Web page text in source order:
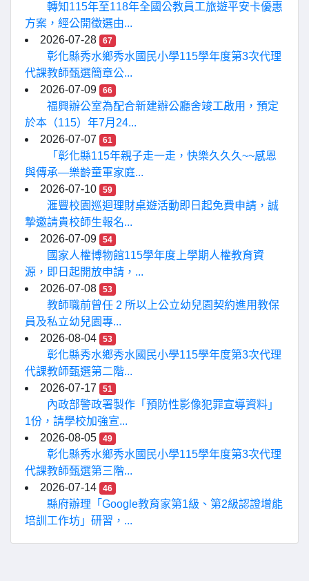
轉知115年至118年全國公教員工旅遊平安卡優惠
方案，經公開徵選由...
2026-07-28
67
彰化縣秀水鄉秀水國民小學115學年度第3次代理
代課教師甄選簡章公...
2026-07-09
66
福興辦公室為配合新建辦公廳舍竣工啟用，預定
於本（115）年7月24...
2026-07-07
61
「彰化縣115年親子走一走，快樂久久久~~感恩
與傳承—樂齡童軍家庭...
2026-07-10
59
滙豐校園巡迴理財桌遊活動即日起免費申請，誠
摯邀請貴校師生報名...
2026-07-09
54
國家人權博物館115學年度上學期人權教育資
源，即日起開放申請，...
2026-07-08
53
教師職前曾任 2 所以上公立幼兒園契約進用教保
員及私立幼兒園專...
2026-08-04
53
彰化縣秀水鄉秀水國民小學115學年度第3次代理
代課教師甄選第二階...
2026-07-17
51
內政部警政署製作「預防性影像犯罪宣導資料」
1份，請學校加強宣...
2026-08-05
49
彰化縣秀水鄉秀水國民小學115學年度第3次代理
代課教師甄選第三階...
2026-07-14
46
縣府辦理「Google教育家第1級、第2級認證增能
培訓工作坊」研習，...